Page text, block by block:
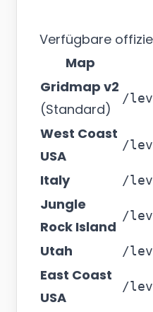
Verfügbare
Map
Gridmap v2
(Standard)
/
West Coast
USA
/
Italy /
Jungle
Rock Island
/
Utah /
East Coast
USA
/